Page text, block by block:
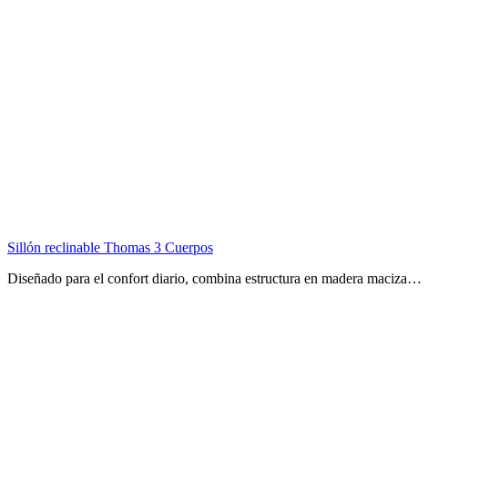
Sillón reclinable Thomas 3 Cuerpos
Diseñado para el confort diario, combina estructura en madera maciza…